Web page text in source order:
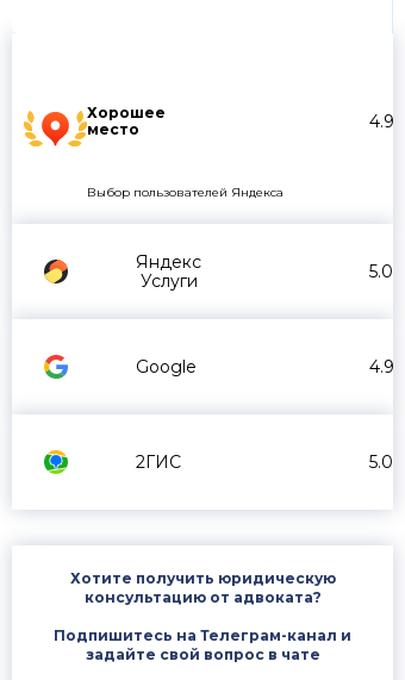
Хорошее
место
4.9
Выбор пользователей Яндекса
Яндекс
Услуги
5.0
Google 4.9
2ГИС 5.0
Хотите получить юридическую
консультацию от адвоката?
Подпишитесь на Телеграм-канал и
задайте свой вопрос в чате